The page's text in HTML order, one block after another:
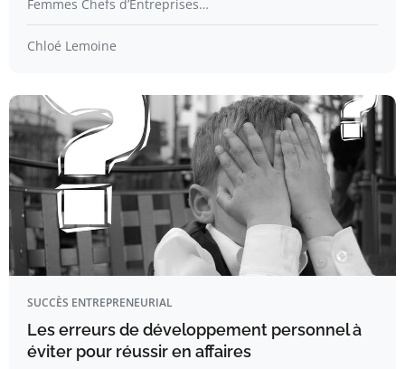
Femmes Chefs d’Entreprises…
Chloé Lemoine
SUCCÈS ENTREPRENEURIAL
Les erreurs de développement personnel à
éviter pour réussir en affaires